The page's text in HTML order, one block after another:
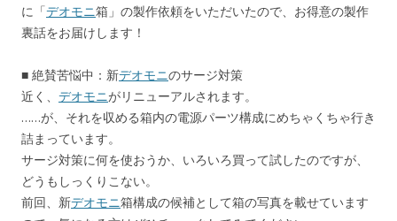
に「デオモニ箱」の製作依頼をいただいたので、お得意の製作
裏話をお届けします！
■ 絶賛苦悩中：新デオモニのサージ対策
近く、 デオモニがリニューアルされます。
……が、それを収める箱内の電源パーツ構成にめちゃくちゃ行き
詰まっています。
サージ対策に何を使おうか、いろいろ買って試したのですが、
どうもしっくりこない。
前回、新デオモニ箱構成の候補として箱の写真を載せています